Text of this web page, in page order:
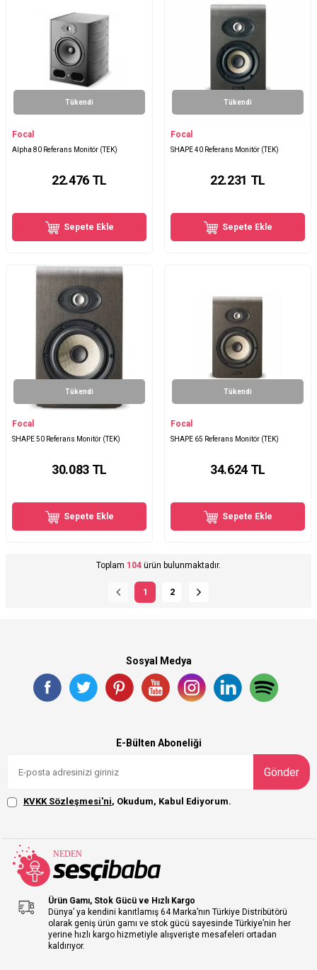
Tükendi
Focal
Alpha 80 Referans Monitör (TEK)
22.476TL
Sepete Ekle
Tükendi
Focal
SHAPE 40 Referans Monitör (TEK)
22.231 TL
Sepete Ekle
Tükendi
Focal
SHAPE 50 Referans Monitör (TEK)
30.083TL
Sepete Ekle
Tükendi
Focal
SHAPE 65 Referans Monitör (TEK)
34.624TL
Sepete Ekle
Toplam 104 ürün bulunmaktadır.
1 2
Sosyal Medya
E-Bülten Aboneliği
Gönder
KVKK Sözleşmesi'ni, Okudum, Kabul Ediyorum.
Ürün Gamı, Stok Gücü ve Hızlı Kargo
Dünya’ ya kendini kanıtlamış 64 Marka’nın Türkiye Distribütörü
olarak geniş ürün gamı ve stok gücü sayesinde Türkiye’nin her
yerine hızlı kargo hizmetiyle alışverişte mesafeleri ortadan
kaldırıyor.